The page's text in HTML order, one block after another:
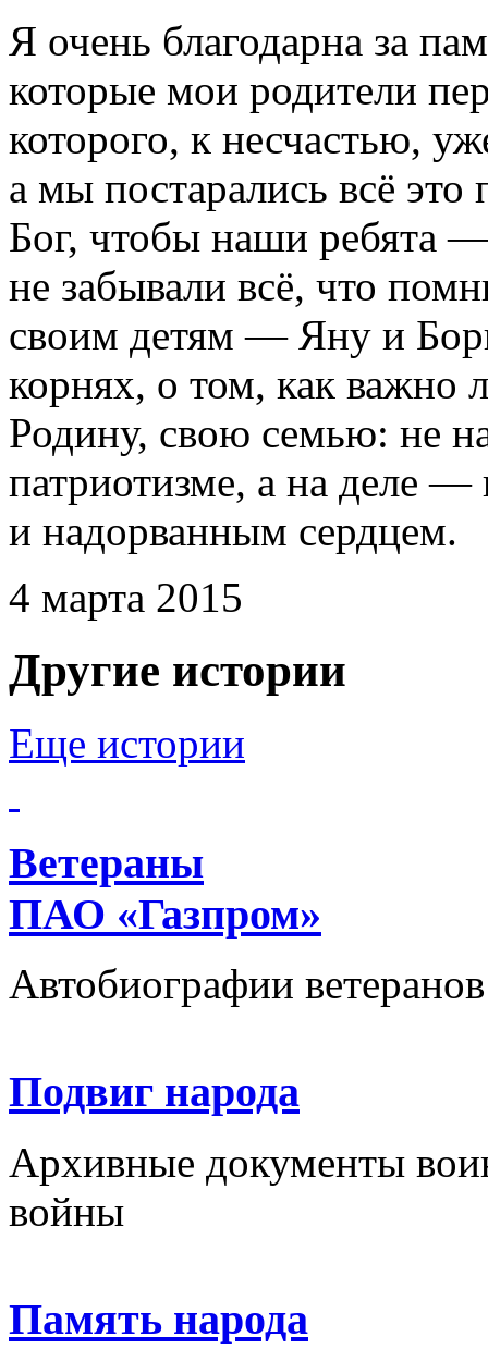
Я очень благодарна за
которые мои родители
которого, к несчастью,
а мы постарались всё
Бог, чтобы наши ребята
не забывали всё, что
своим детям — Яну и
корнях, о том, как
Родину, свою семью: не
патриотизме, а на деле
и надорванным сердцем.
4 марта 2015
Другие истории
Еще истории
Ветераны
ПАО «Газпром»
Автобиографии ветеранов
Подвиг народа
Архивные документы
войны
Память народа